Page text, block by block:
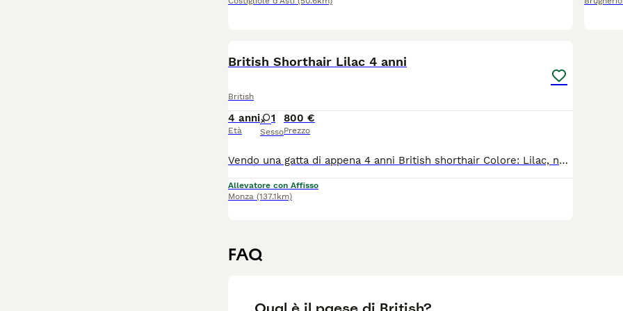
British Shorthair Lilac 4 anni
British
4 anni
Età
1
Sesso
800 €
Prezzo
Vendo una gatta di appena 4 anni British shorthair Colore: Lilac, nata aprile 2022 Dolce, tranquilla, autonoma, va d'accordo con tutti. Pedigree ANFI, analisi genetiche, infettive, ecocardio - negativo Certificato di buona salute Vaccinata, microchipata Prezzo da compagnia 800 euro Prezzo da riproduzione 1200 euro P.S. CEDO QUALCHE ALTRA GATTA GIOVANE ADULTA . BELLISSIMI ESEMPLARI DEL NOSTROALLEVAMENTO. ANCHE DA RIPRODUZIONE
Allevatore con Affisso
Monza (137.1km)
FAQ